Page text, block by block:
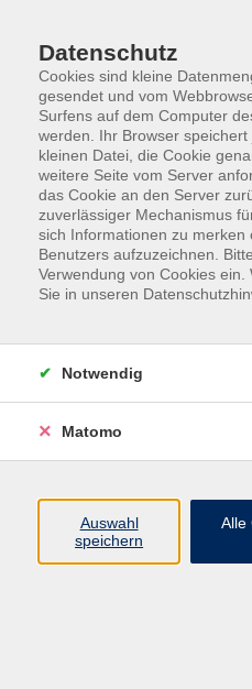
Skip to main content
Plastisches
Suchergebnisse Li
zurück zu Kunst | Kultur |
Datenschutz
Cookies sind kleine
gesendet und vom
Surfens auf dem Computer
werden. Ihr Browser
kleinen Datei, die Cookie
weitere Seite vom Server
das Cookie an den Server
zuverlässiger Mechanismus
sich Informationen zu
Benutzers aufzuzeichnen.
Verwendung von Cookies
Sie in unseren
Notwendig
Matomo
Auswahl
speichern
Alle